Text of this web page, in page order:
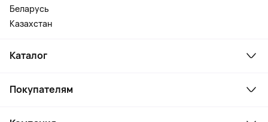
Беларусь
Казахстан
Каталог
Ноутбуки, мониторы, VR
Косметика и уход
Покупателям